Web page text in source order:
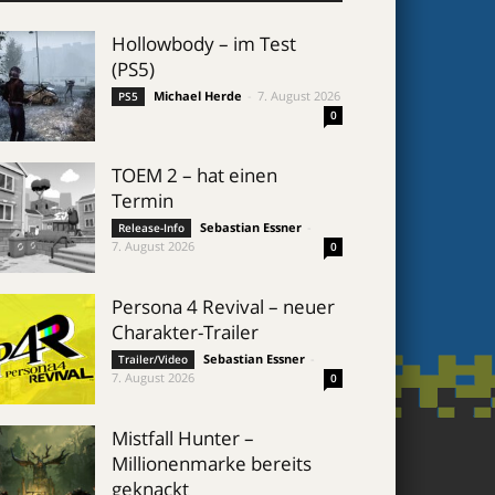
Hollowbody – im Test
(PS5)
PS5 Michael Herde 7. August 2026
0
TOEM 2 – hat einen
Termin
Release-Info Sebastian Essner
7. August 2026
0
Persona 4 Revival – neuer
Charakter-Trailer
Trailer/Video Sebastian Essner
7. August 2026
0
Mistfall Hunter –
Millionenmarke bereits
geknackt